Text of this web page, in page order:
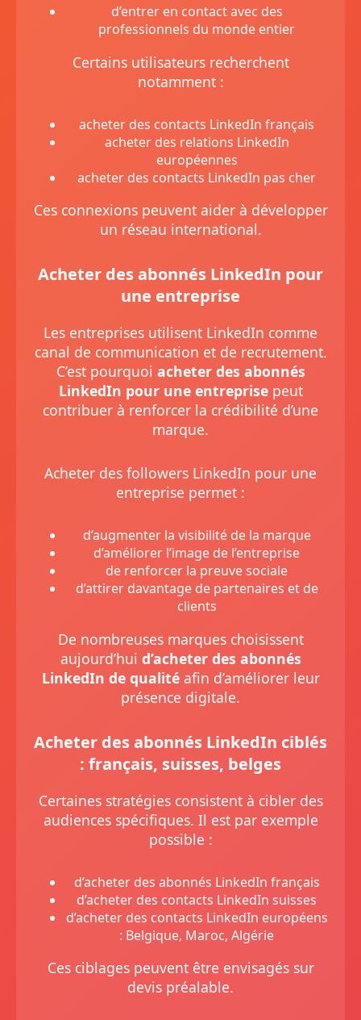
d’entrer en contact avec des
professionnels du monde entier
Certains utilisateurs recherchent
notamment :
acheter des contacts LinkedIn français
acheter des relations LinkedIn
européennes
acheter des contacts LinkedIn pas cher
Ces connexions peuvent aider à développer
un réseau international.
Acheter des abonnés LinkedIn pour
une entreprise
Les entreprises utilisent LinkedIn comme
canal de communication et de recrutement.
C’est pourquoi acheter des abonnés
LinkedIn pour une entreprisepeut
contribuer à renforcer la crédibilité d’une
marque.
Acheter des followers LinkedIn pour une
entreprise permet :
d’augmenter la visibilité de la marque
d’améliorer l’image de l’entreprise
de renforcer la preuve sociale
d’attirer davantage de partenaires et de
clients
De nombreuses marques choisissent
aujourd’hui d’acheter des abonnés
LinkedIn de qualitéafin d’améliorer leur
présence digitale.
Acheter des abonnés LinkedIn ciblés
: français, suisses, belges
Certaines stratégies consistent à cibler des
audiences spécifiques. Il est par exemple
possible :
d’acheter des abonnés LinkedIn français
d’acheter des contacts LinkedIn suisses
d’acheter des contacts LinkedIn européens
: Belgique, Maroc, Algérie
Ces ciblages peuvent être envisagés sur
devis préalable.